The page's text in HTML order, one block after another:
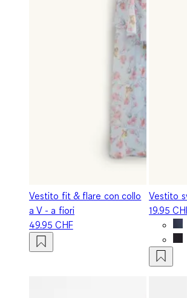
Vestito fit & flare con collo
a V - a fiori
49.95 CHF
Vestito
19.95